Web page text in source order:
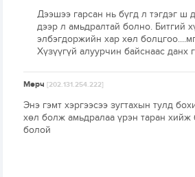
Дээшээ гарсан нь бүгд л тэгдэг ш
дээр л амьдралтай болно. Битгий
элбэгдоржийн хар хөл
Хүзүүгүй алуурчин байснаас данх
Мөрч[202.131.254.222]
Энэ гэмт хэргээсээ зугтахын тулд
хөл болж амьдралаа үрэн таран
болой